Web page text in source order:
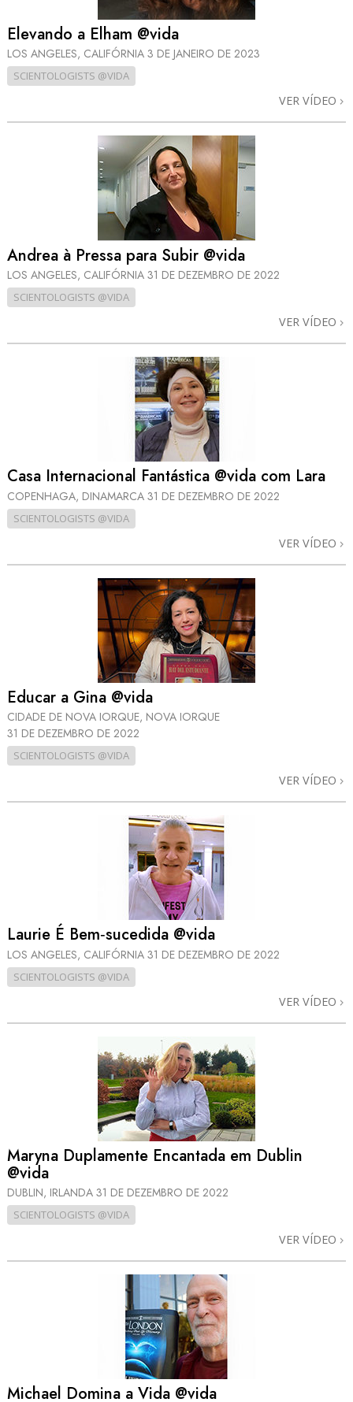
Elevando a Elham @vida
LOS ANGELES, CALIFÓRNIA 3 DE JANEIRO DE 2023
SCIENTOLOGISTS @VIDA
VER VÍDEO
Andrea à Pressa para Subir @vida
LOS ANGELES, CALIFÓRNIA 31 DE DEZEMBRO DE 2022
SCIENTOLOGISTS @VIDA
VER VÍDEO
Casa Internacional Fantástica @vida com Lara
COPENHAGA, DINAMARCA 31 DE DEZEMBRO DE 2022
SCIENTOLOGISTS @VIDA
VER VÍDEO
Educar a Gina @vida
CIDADE DE NOVA IORQUE, NOVA IORQUE
31 DE DEZEMBRO DE 2022
SCIENTOLOGISTS @VIDA
VER VÍDEO
Laurie É Bem‑sucedida @vida
LOS ANGELES, CALIFÓRNIA 31 DE DEZEMBRO DE 2022
SCIENTOLOGISTS @VIDA
VER VÍDEO
Maryna Duplamente Encantada em Dublin
@vida
DUBLIN, IRLANDA 31 DE DEZEMBRO DE 2022
SCIENTOLOGISTS @VIDA
VER VÍDEO
Michael Domina a Vida @vida